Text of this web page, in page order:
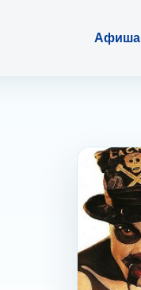
Афиша